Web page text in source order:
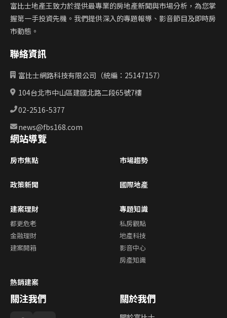
富比士地產王致力於提供最專業的房地產新聞與市場分析，為您掌
握第一手投資先機。我們提供深入的專題報導、影音節目及即時房
市動態。
聯絡資訊
富比士網路科技有限公司（統編：25147157）
104台北市中山區建國北路二段65號7樓
02-2516-5377
news@fbs168.com
網站導覽
房市焦點 市場趨勢
政策新聞 國際地產
建案理財
都更危老
金融理財
建案開箱
專題知識
私房觀點
地產科技
影音中心
房產知識
熱銷建案
關注我們 關於我們